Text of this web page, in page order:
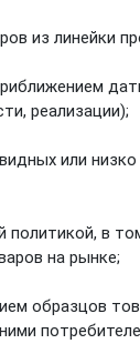
из линейки
реализации);
или
политикой, в
на рынке;
образцов